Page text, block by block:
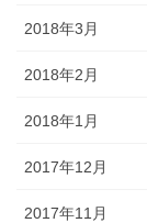
2018年3月
2018年2月
2018年1月
2017年12月
2017年11月